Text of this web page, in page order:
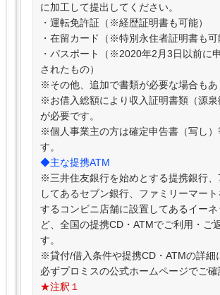
に加工して提出してください。
・運転免許証（※経歴証明書も可能）
・在留カード（※特別永住者証明書も可
・パスポート（※2020年2月3日以前に
されたもの）
※その他、追加で書類が必要な場合もあ
※お借入総額により収入証明書類（源泉
が必要です。
※個人事業主の方は確定申告書（写し）
す。
◆主な提携ATM
※三井住友銀行を始めとする提携銀行
してあるセブン銀行、ファミリーマート
するコンビニ店舗に設置してあるイーネ
ど、全国の提携CD・ATMでご利用・ご
す。
※貸付/借入条件や提携CD・ATMの詳細
必ずプロミスの公式ホームページでご確
★注釈１